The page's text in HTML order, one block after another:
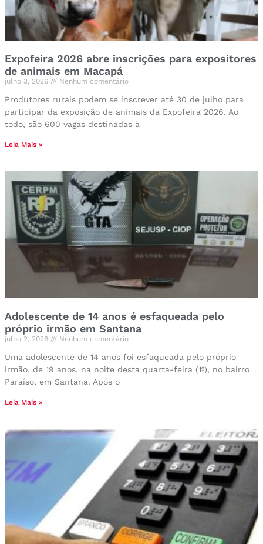
Expofeira 2026 abre inscrições para expositores
de animais em Macapá
julho 3, 2026 Nenhum comentário
Produtores rurais podem se inscrever até 30 de julho para
participar da exposição de animais da Expofeira 2026. Ao
todo, são 600 vagas destinadas à
Leia Mais »
Adolescente de 14 anos é esfaqueada pelo
próprio irmão em Santana
julho 2, 2026 Nenhum comentário
Uma adolescente de 14 anos foi esfaqueada pelo próprio
irmão, de 19 anos, na noite desta quarta-feira (1º), no bairro
Paraíso, em Santana. Após o
Leia Mais »